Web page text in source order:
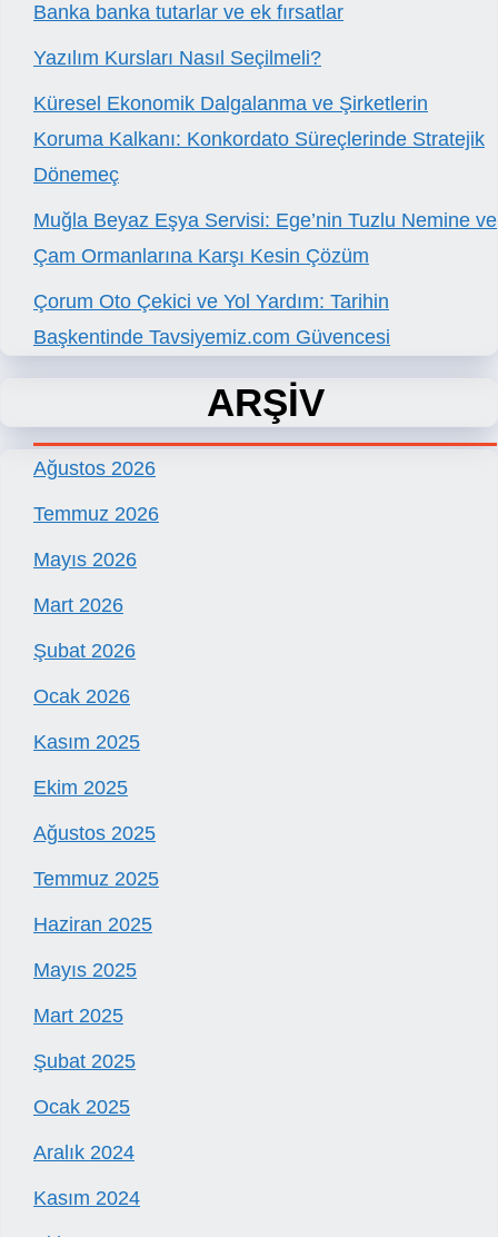
Banka banka tutarlar ve ek fırsatlar
Yazılım Kursları Nasıl Seçilmeli?
Küresel Ekonomik Dalgalanma ve Şirketlerin
Koruma Kalkanı: Konkordato Süreçlerinde Stratejik
Dönemeç
Muğla Beyaz Eşya Servisi: Ege’nin Tuzlu Nemine ve
Çam Ormanlarına Karşı Kesin Çözüm
Çorum Oto Çekici ve Yol Yardım: Tarihin
Başkentinde Tavsiyemiz.com Güvencesi
ARŞİV
Ağustos 2026
Temmuz 2026
Mayıs 2026
Mart 2026
Şubat 2026
Ocak 2026
Kasım 2025
Ekim 2025
Ağustos 2025
Temmuz 2025
Haziran 2025
Mayıs 2025
Mart 2025
Şubat 2025
Ocak 2025
Aralık 2024
Kasım 2024